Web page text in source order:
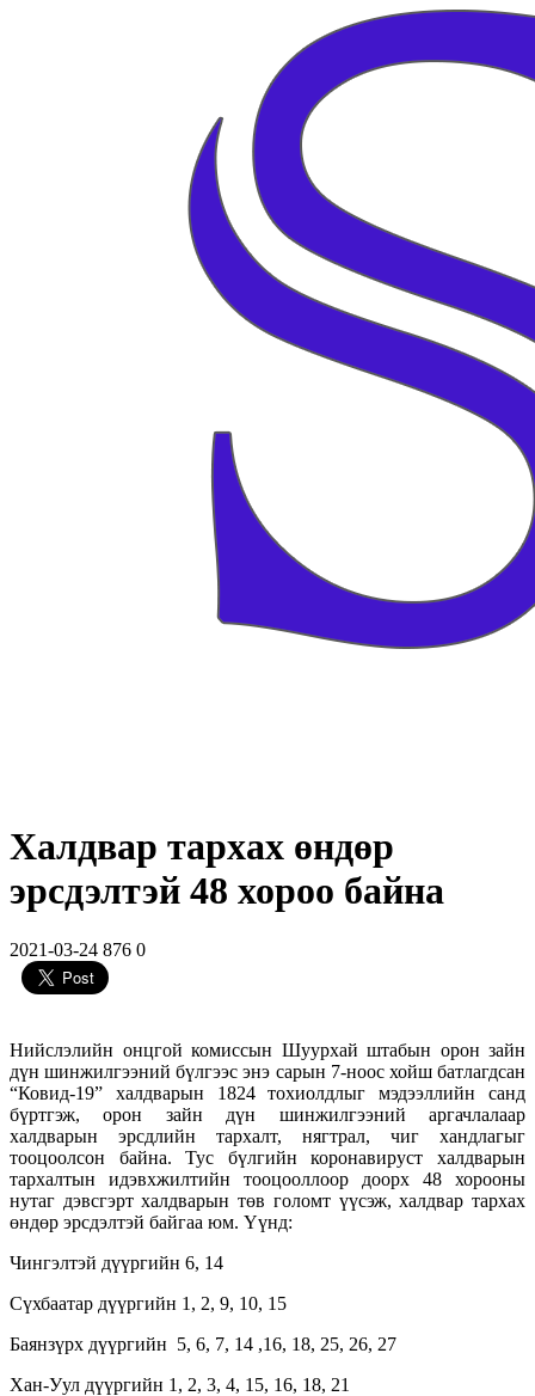
Халдвар тархах өндөр
эрсдэлтэй 48 хороо байна
2021-03-24 876 0
Нийслэлийн онцгой комиссын Шуурхай штабын орон зайн
дүн шинжилгээний бүлгээс энэ сарын 7-ноос хойш батлагдсан
“Ковид-19” халдварын 1824 тохиолдлыг мэдээллийн санд
бүртгэж, орон зайн дүн шинжилгээний аргачлалаар
халдварын эрсдлийн тархалт, нягтрал, чиг хандлагыг
тооцоолсон байна. Тус бүлгийн коронавируст халдварын
тархалтын идэвхжилтийн тооцооллоор доорх 48 хорооны
нутаг дэвсгэрт халдварын төв голомт үүсэж, халдвар тархах
өндөр эрсдэлтэй байгаа юм. Үүнд:
Чингэлтэй дүүргийн 6, 14
Сүхбаатар дүүргийн 1, 2, 9, 10, 15
Баянзүрх дүүргийн 5, 6, 7, 14 ,16, 18, 25, 26, 27
Хан-Уул дүүргийн 1, 2, 3, 4, 15, 16, 18, 21